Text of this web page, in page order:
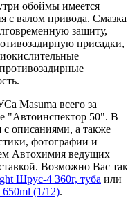
обоймы имеется
с валом привода. Смазка
защиту,
присадки,
Masuma всего за
"Автоинспектор 50". В
описаниями, а также
фотографии и
Автохимия ведущих
Возможно Вас так
Шрус-4 360г, туба или
650ml (1/12).